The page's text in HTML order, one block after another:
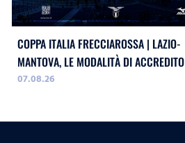
COPPA ITALIA FRECCIAROSSA | LAZIO-
MANTOVA, LE MODALITÀ DI ACCREDITO
07.08.26